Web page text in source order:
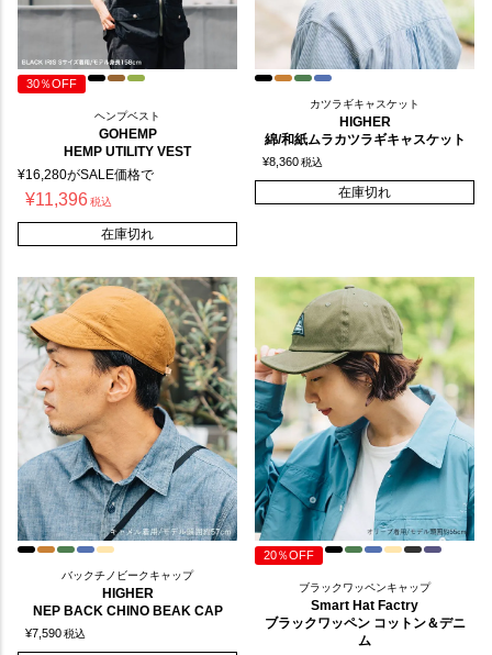
30％OFF
ヘンプベスト
GOHEMP
HEMP UTILITY VEST
¥16,280がSALE価格で
¥11,396税込
在庫切れ
カツラギキャスケット
HIGHER
綿/和紙ムラカツラギキャスケット
¥8,360税込
在庫切れ
バックチノビークキャップ
HIGHER
NEP BACK CHINO BEAK CAP
¥7,590税込
20％OFF
ブラックワッペンキャップ
Smart Hat Factry
ブラックワッペン コットン＆デニ
ム